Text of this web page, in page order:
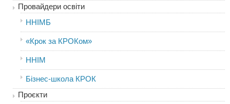
Провайдери освіти
ННІМБ
«Крок за КРОКом»
ННІМ
Бізнес-школа КРОК
Проєкти